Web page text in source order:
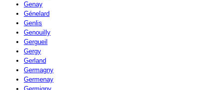
Genay
Génelard
Genlis
Genouilly
Gergueil
Gergy
Gerland
Germagny
Germenay